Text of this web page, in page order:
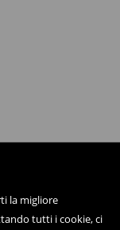
la migliore
tutti i cookie, ci